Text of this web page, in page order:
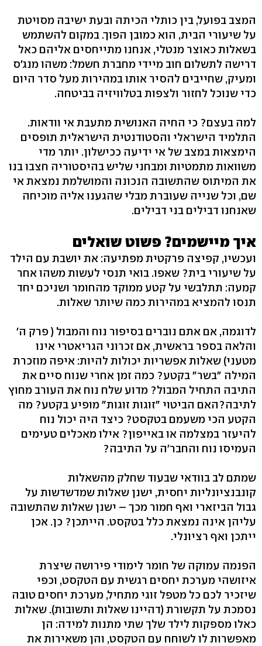
המצב בפועל, בין כותלי הכיתה ובעת ישיבה מסויטת
על שיעורי הבית, הוא כמובן הפוך. במקום להשתמש
בשאלות כאוצר מנטלי, אנחנו מתייחסים אליהם כאל
דרישה לתשלום חוב מיידי מחברת חשמל: משהו מנג'ס
ומעיק, שחייבים להסיר אותו במהירות מעל סדר היום
כדי שנוכל לחזור ולצפות בטלוויזיה בביטחה.
למה בעצם? כי החיה האנושית מתעבת אי וודאות.
התלמיד הישראלי והסטודנטית הישראלית תופסים
הימצאות במצב של אי ידיעה ככישלון. יותר מדי
משוואות מתמטיות ומבחני שליש בהיסטוריה חצבו בנו
את המיתוס שהתשובה הנכונה והמושלמת נמצאת אי
שם, וכל שנייה שעוברת מבלי שהגענו אליה מוכיחה
שאנחנו דבילים בני דבילים.
איך מיישמים? פשוט שואלים
ועכשיו, קפיצה פרקטית מפתיעה: את יושבת עם הילד
על שיעורי בית? שאפו. בואי תנסי לעשות משהו אחר
קמעה: תתלבשי על קטע ממוקד מהחומר ושניכם יחד
תנסו להמציא במהירות כמה שיותר שאלות.
לדוגמה, אם אתם נוברים בסיפור נוח והמבול ( פרק ה'
והלאה בספר בראשית, אם זכרוני הגריאטרי אינו
מטעני) שאלות אפשריות יכולות להיות: איפה מוזכרת
המילה "בשר" בקטע? כמה זמן אחרי שנוח סיים את
התיבה התחיל המבול? מדוע שלח נוח את העורב מחוץ
לתיבה?האם הביטוי "זוגות זוגות" מופיע בקטע? מה
הקטע הכי משעמם בטקסט? כיצד היה יכול נוח
להיעזר במצלמה או באייפון? אילו מאכלים טעימים
העמיסו נוח והחבר'ה על התיבה?
שמתם לב בוודאי שבעוד שחלק מהשאלות
קונבנציונליות יחסית, ישנן שאלות שמדשדשות על
גבול הביזארי ואף חמור מכך – ישנן שאלות שהתשובה
עליהן אינה נמצאת כלל בטקסט. הייתכן? כן. אכן
ייתכן ואף רציונלי.
הפנמה עמוקה של חומר לימודי פירושה שיצרת
איזושהי מערכת יחסים רגשית עם הטקסט, וכפי
שיזכיר לכם כל מטפל זוגי מתחיל, מערכת יחסים טובה
נסמכת על תקשורת (דהיינו שאלות ותשובות). שאלות
כאלו מספקות לילד שלך שתי מתנות למידה: הן
מאפשרות לו לשוחח עם הטקסט, והן משאירות את